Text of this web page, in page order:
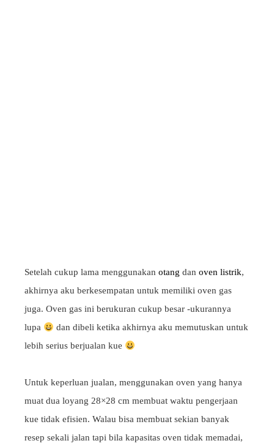
Setelah cukup lama menggunakan otang dan oven listrik,
akhirnya aku berkesempatan untuk memiliki oven gas
juga. Oven gas ini berukuran cukup besar -ukurannya
lupa
dan dibeli ketika akhirnya aku memutuskan untuk
lebih serius berjualan kue
Untuk keperluan jualan, menggunakan oven yang hanya
muat dua loyang 28×28 cm membuat waktu pengerjaan
kue tidak efisien. Walau bisa membuat sekian banyak
resep sekali jalan tapi bila kapasitas oven tidak memadai,